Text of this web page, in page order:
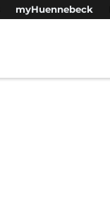
myHuennebeck